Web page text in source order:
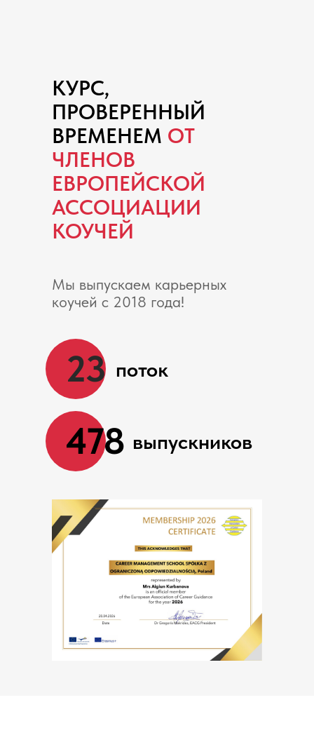
КУРС,
ПРОВЕРЕННЫЙ
ВРЕМЕНЕМ ОТ
ЧЛЕНОВ
ЕВРОПЕЙСКОЙ
АССОЦИАЦИИ
КОУЧЕЙ
23
выпускников
поток
Мы выпускаем карьерных
коучей с 2018 года!
478
Скачать ПОЛНУЮ программу КУРСА